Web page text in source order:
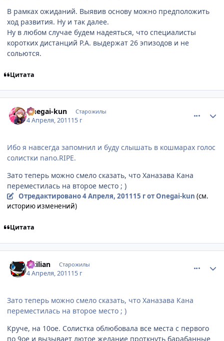
В рамках ожиданий. Выявив основу можно предположить
ход развития. Ну и так далее.
Ну в любом случае будем надеяться, что специалисты
коротких дистанций P.A. выдержат 26 эпизодов и не
сольются.
Цитата
Onegai-kun Старожилы
4 Апреля, 201115 г
Ибо я навсегда запомнил и буду слышать в кошмарах голос
солистки nano.RIPE.
Зато теперь можно смело сказать, что Ханазава Кана
переместилась на второе место ; )
Отредактировано4 Апреля, 201115 гот Onegai-kun (см.
историю изменений)
Цитата
Sicilian Старожилы
4 Апреля, 201115 г
Зато теперь можно смело сказать, что Ханазава Кана
переместилась на второе место ; )
Круче, на 10ое. Солистка облюбовала все места с первого
по 9ое и вызывает лютое желание проткнуть барабанные